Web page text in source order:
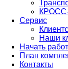
Сервис
Наши
Начать
План
Контакты